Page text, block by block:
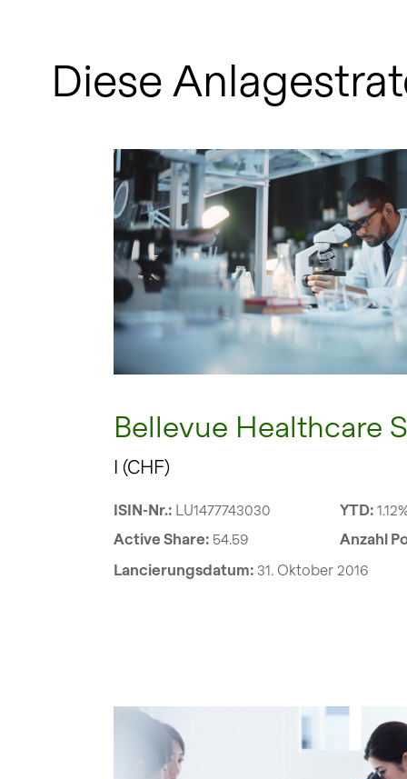
Diese
Bellevue Healthcare
I (CHF)
ISIN-Nr.: LU1477743030 YTD:
Active Share: 54.59 Anzahl
Lancierungsdatum: 31. Oktober 2016